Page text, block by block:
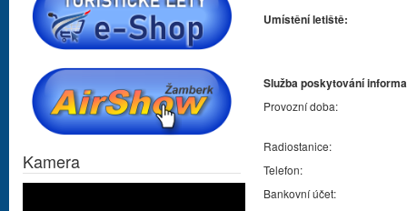
Umístění letiště:
Služba poskytování
Provozní doba:
Radiostanice:
Telefon:
Bankovní účet:
Kamera